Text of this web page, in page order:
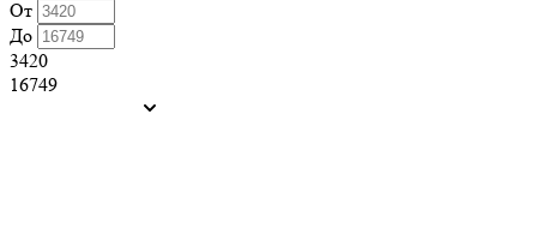
От
До
3420
16749